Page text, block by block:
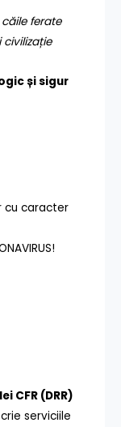
ferate
și sigur
cu caracter
CFR (DRR)
serviciile